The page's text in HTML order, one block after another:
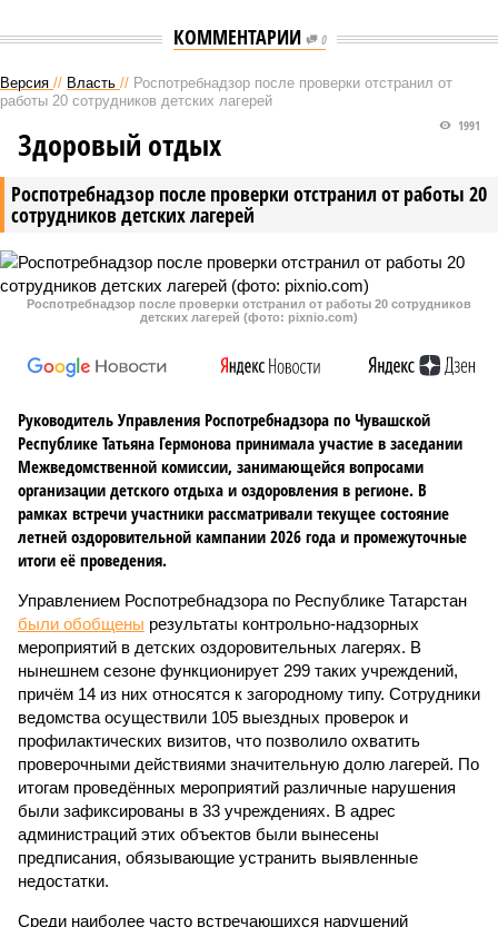
КОММЕНТАРИИ 0
Версия // Власть // Роспотребнадзор после проверки отстранил от
работы 20 сотрудников детских лагерей
Роспотребнадзор после проверки отстранил от работы 20
сотрудников детских лагерей
1991
Здоровый отдых
Роспотребнадзор после проверки отстранил от работы 20 сотрудников
детских лагерей (фото: pixnio.com)
Руководитель Управления Роспотребнадзора по Чувашской
Республике Татьяна Гермонова принимала участие в заседании
Межведомственной комиссии, занимающейся вопросами
организации детского отдыха и оздоровления в регионе. В
рамках встречи участники рассматривали текущее состояние
летней оздоровительной кампании 2026 года и промежуточные
итоги её проведения.
Управлением Роспотребнадзора по Республике Татарстан
были обобщены результаты контрольно-надзорных
мероприятий в детских оздоровительных лагерях. В
нынешнем сезоне функционирует 299 таких учреждений,
причём 14 из них относятся к загородному типу. Сотрудники
ведомства осуществили 105 выездных проверок и
профилактических визитов, что позволило охватить
проверочными действиями значительную долю лагерей. По
итогам проведённых мероприятий различные нарушения
были зафиксированы в 33 учреждениях. В адрес
администраций этих объектов были вынесены
предписания, обязывающие устранить выявленные
недостатки.
Среди наиболее часто встречающихся нарушений